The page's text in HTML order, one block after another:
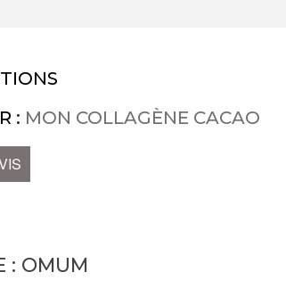
: MON COLLAGÈNE CACAO
: OMUM